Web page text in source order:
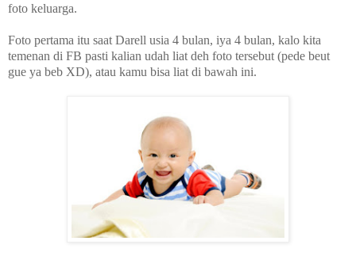
foto keluarga.
Foto pertama itu saat Darell usia 4 bulan, iya 4 bulan, kalo kita
temenan di FB pasti kalian udah liat deh foto tersebut (pede beut
gue ya beb XD), atau kamu bisa liat di bawah ini.